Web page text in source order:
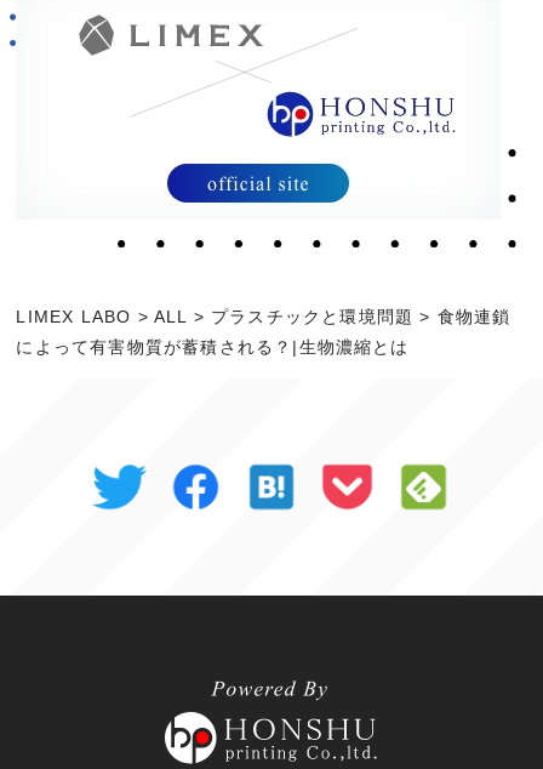
LIMEX LABO > ALL > プラスチックと環境問題 > 食物連鎖
によって有害物質が蓄積される？|生物濃縮とは